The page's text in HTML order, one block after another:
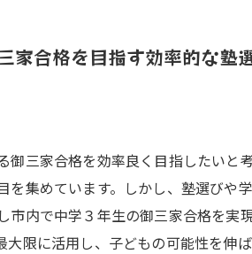
家合格を目指す効率的な塾
三家合格を効率良く目指したい
集めています。しかし、塾選びや
内で中学３年生の御三家合格を
限に活用し、子どもの可能性を伸